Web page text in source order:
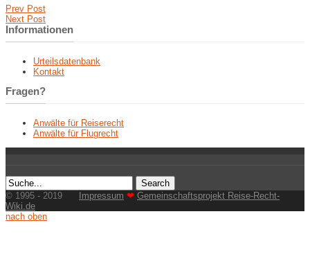
Prev Post
Next Post
Informationen
Urteilsdatenbank
Kontakt
Fragen?
Anwälte für Reiserecht
Anwälte für Flugrecht
© 1995 - 2019 Impressum ❤ Gemeinschaftsprojekt Reise-Recht-
Wiki.de
nach oben